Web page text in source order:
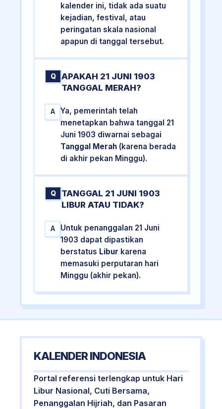
kalender ini, tidak ada suatu
kejadian, festival, atau
peringatan skala nasional
apapun di tanggal tersebut.
Q
APAKAH 21 JUNI 1903
TANGGAL MERAH?
A
Ya, pemerintah telah
menetapkan bahwa tanggal 21
Juni 1903 diwarnai sebagai
Tanggal Merah (karena berada
di akhir pekan Minggu).
Q
TANGGAL 21 JUNI 1903
LIBUR ATAU TIDAK?
A
Untuk penanggalan 21 Juni
1903 dapat dipastikan
berstatus Libur karena
memasuki perputaran hari
Minggu (akhir pekan).
KALENDER INDONESIA
Portal referensi terlengkap untuk Hari
Libur Nasional, Cuti Bersama,
Penanggalan Hijriah, dan Pasaran